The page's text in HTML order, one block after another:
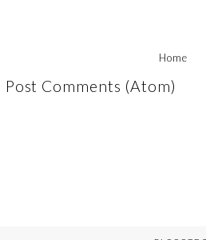
Home
Post Comments (Atom)